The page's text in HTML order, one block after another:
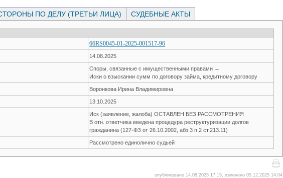
ПО ДЕЛУ (ТРЕТЬИ ЛИЦА) СУДЕБНЫЕ АКТЫ
66RS0045-01-2025-001517-96
14.08.2025
Споры, связанные с имущественными правами →
Иски о взыскании сумм по договору займа, кредитному договору
Воронкова Ирина Владимировна
13.10.2025
Иск (заявление, жалоба) ОСТАВЛЕН БЕЗ РАССМОТРЕНИЯ
В отн. ответчика введена процедура реструктуризации долгов
гражданина (127-ФЗ от 26.10.2002, абз.3 п.2 ст.213.11)
Рассмотрено единолично судьей
опубликовано 14.08.2025 17:15, изменено 05.12.2025 14:04